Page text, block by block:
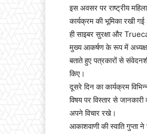
इस अवसर पर राष्ट्रीय
कार्यक्रम की भूमिका रखी
ही साइबर सुरक्षा और
मुख्य आकर्षण के रूप में अध्यक्षा
बताते हुए पत्रकारों से
किए।
दूसरे दिन का कार्यक्रम
विषय पर विस्तार से
अपने विचार रखे।
आकाशवाणी की स्वाति गुप्ता